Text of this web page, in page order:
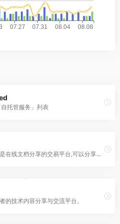
托管服务」列表
金锄头文库（金锄头网）是在线文档分享的交易平台,可以分享文档赚取收入;
的技术内容分享与交流平台。